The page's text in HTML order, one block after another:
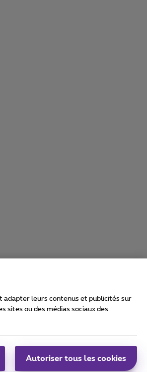
adapter leurs contenus et publicités sur
sites ou des médias sociaux des
Autoriser tous les cookies